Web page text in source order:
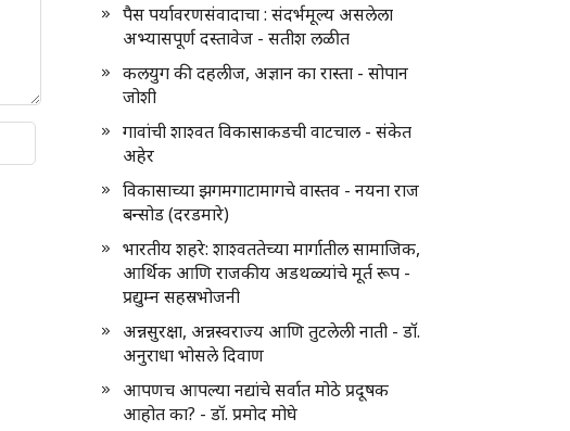
पैस पर्यावरणसंवादाचा : संदर्भमूल्य असलेला
अभ्यासपूर्ण दस्तावेज - सतीश लळीत
कलयुग की दहलीज, अज्ञान का रास्ता - सोपान
जोशी
गावांची शाश्वत विकासाकडची वाटचाल - संकेत
अहेर
विकासाच्या झगमगाटामागचे वास्तव - नयना राज
बन्सोड (दरडमारे)
भारतीय शहरे: शाश्वततेच्या मार्गातील सामाजिक,
आर्थिक आणि राजकीय अडथळ्यांचे मूर्त रूप -
प्रद्युम्न सहस्रभोजनी
अन्नसुरक्षा, अन्नस्वराज्य आणि तुटलेली नाती - डॉ.
अनुराधा भोसले दिवाण
आपणच आपल्या नद्यांचे सर्वात मोठे प्रदूषक
आहोत का? - डॉ. प्रमोद मोघे